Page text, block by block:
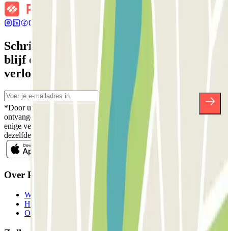
Schrijf je in voor onze nieuwsbrief en
blijf op de hoogte van kortingen,
verlotingen en vele andere verrassingen.
*Door u in te schrijven aanvaardt u ons Privacybeleid voor het
ontvangen van commerciële communicatie van Parclick. Zonder
enige verplichting kunt u zich uitschrijven wanneer u maar wilt in
dezelfde nieuwsbrief.
Over Parclick
Wie we zijn
Hoe het werkt
Onze parkeergarages